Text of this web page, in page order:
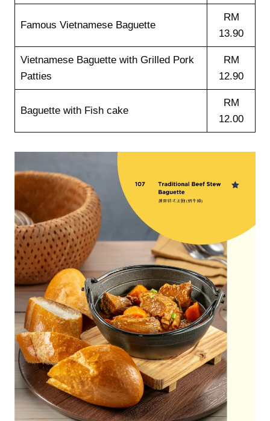
Famous Vietnamese Baguette
RM
13.90
Vietnamese Baguette with Grilled Pork
Patties
RM
12.90
Baguette with Fish cake
RM
12.00